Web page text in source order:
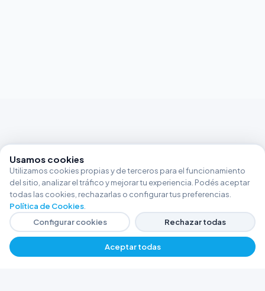
Usamos cookies
Utilizamos cookies propias y de terceros para el funcionamiento
del sitio, analizar el tráfico y mejorar tu experiencia. Podés aceptar
todas las cookies, rechazarlas o configurar tus preferencias.
Política de Cookies
Configurar cookies
Rechazar todas
Aceptar todas